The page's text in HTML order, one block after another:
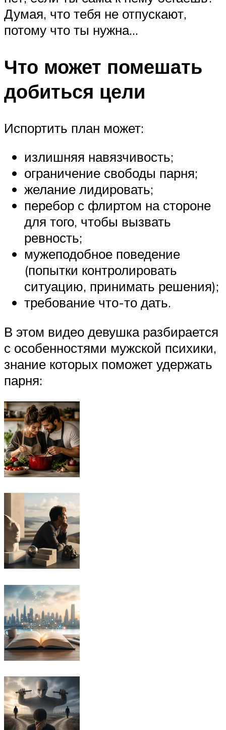
Думая, что тебя не отпускают,
потому что ты нужна…
Что может помешать
добиться цели
Испортить план может:
излишняя навязчивость;
ограничение свободы парня;
желание лидировать;
перебор с флиртом на стороне
для того, чтобы вызвать
ревность;
мужеподобное поведение
(попытки контролировать
ситуацию, принимать решения);
требование что-то дать.
В этом видео девушка разбирается
с особенностями мужской психики,
знание которых поможет удержать
парня: